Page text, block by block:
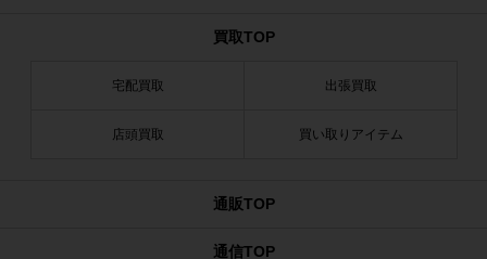
買取TOP
宅配買取 出張買取
店頭買取 買い取りアイテム
通販TOP
通信TOP